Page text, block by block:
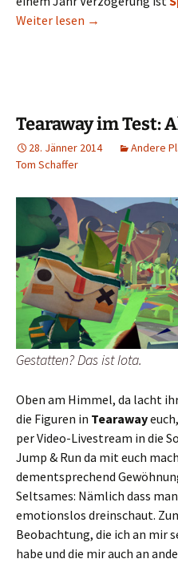
Weiter lesen Spate:
→
Tearaway im Test:
28. Jänner 2014 Andere
Tom Schaffer
Gestatten? Das ist Iota.
Oben am Himmel, da lacht
die Figuren in Tearaway
per Video-Livestream in die
Jump & Run da mit euch
dementsprechend
Seltsames: Nämlich dass
emotionslos dreinschaut.
Beobachtung, die ich an mir
habe und die mir auch an